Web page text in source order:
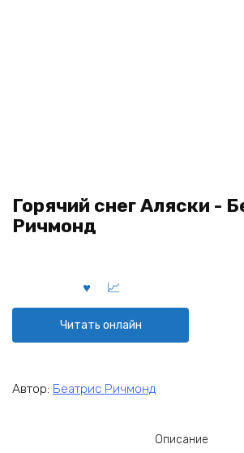
Горячий снег Аляски -
Ричмонд
Читать онлайн
Автор: Беатрис Ричмонд
Описание